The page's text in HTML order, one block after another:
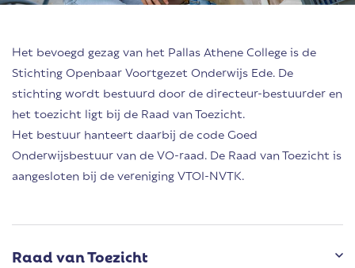
Het bevoegd gezag van het Pallas Athene College is de
Stichting Openbaar Voortgezet Onderwijs Ede. De
stichting wordt bestuurd door de directeur-bestuurder en
het toezicht ligt bij de Raad van Toezicht.
Het bestuur hanteert daarbij de code Goed
Onderwijsbestuur van de VO-raad. De Raad van Toezicht is
aangesloten bij de vereniging VTOI-NVTK.
Raad van Toezicht